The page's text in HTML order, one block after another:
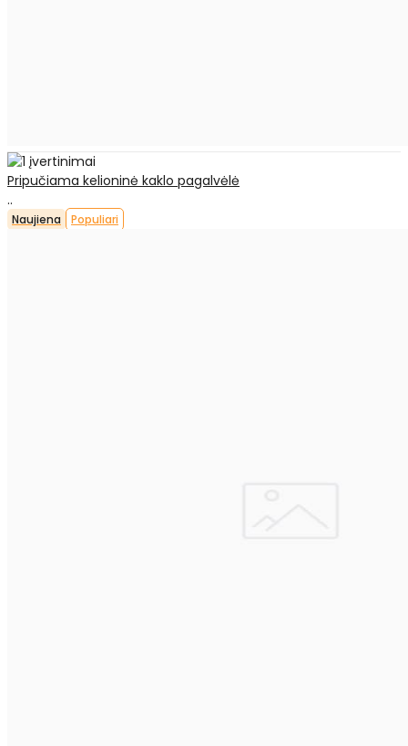
Pripučiama kelioninė kaklo pagalvėlė
..
Naujiena Populiari